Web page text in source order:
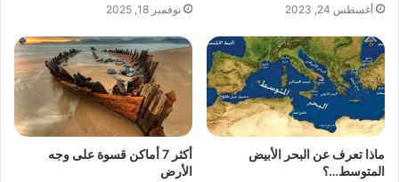
أغسطس 24, 2023 نوفمبر 18, 2025
ماذا تعرف عن البحر الأبيض
المتوسط…؟
أكثر 7 أماكن قسوة على وجه
الأرض